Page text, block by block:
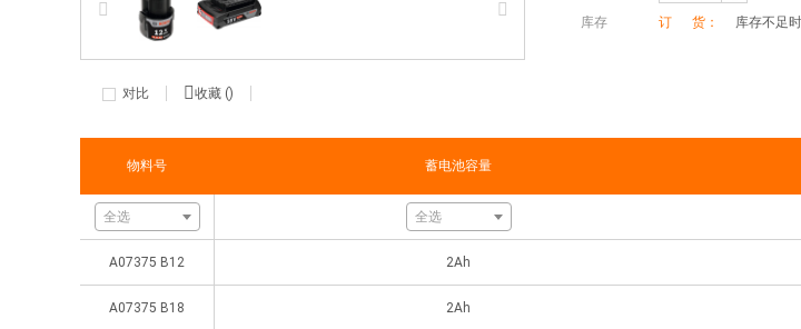
对比 收藏 ()
库存 订 货： 库存不足时
物料号
全选
A07375 B12
A07375 B18
蓄电池容量
全选
2Ah
2Ah